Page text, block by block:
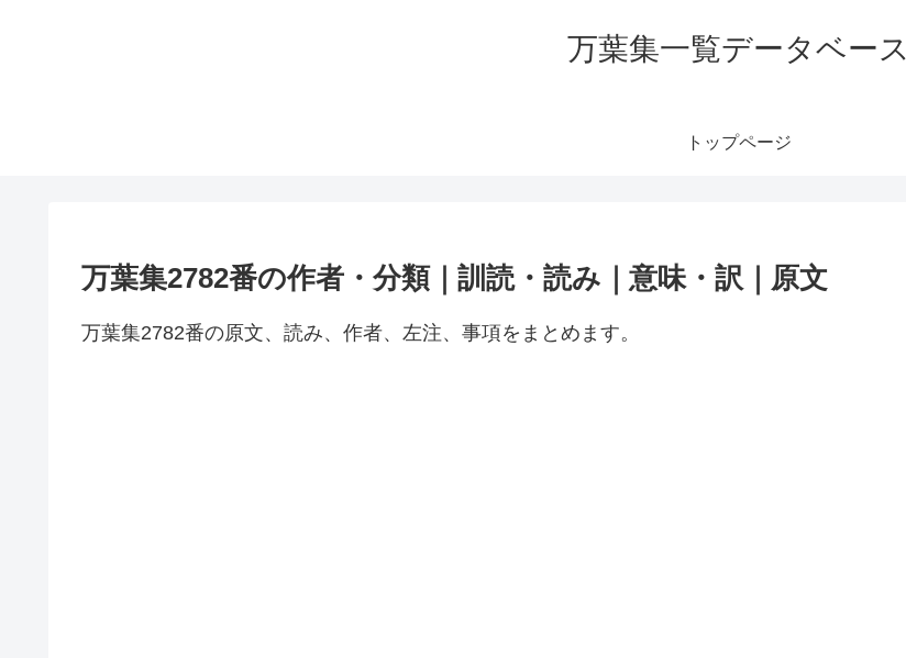
万葉集一覧データベース
トップページ
万葉集2782番の作者・分類｜訓読・読み｜意味・訳｜原文
万葉集2782番の原文、読み、作者、左注、事項をまとめます。